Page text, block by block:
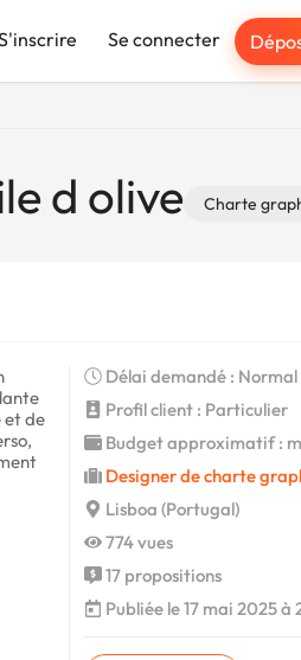
Se connecter
d olive Charte
et de
Délai demandé : Normal
Profil client : Particulier
Budget approximatif :
Designer de charte
Lisboa (Portugal)
774 vues
17 propositions
Publiée le 17 mai 2025 à